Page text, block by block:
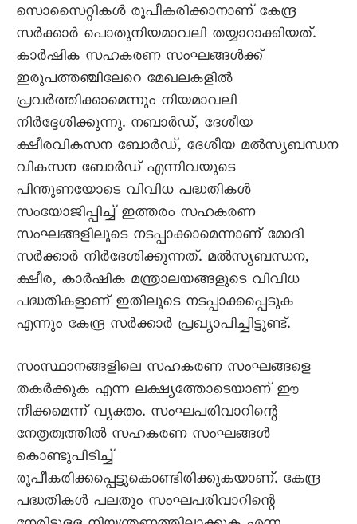
സൊസെെറ്റികൾ രൂപീകരിക്കാനാണ് കേന്ദ്ര
സർക്കാർ പൊതുനിയമാവലി തയ്യാറാക്കിയത്.
കാർഷിക സഹകരണ സംഘങ്ങൾക്ക്
ഇരുപത്തഞ്ചിലേറെ മേഖലകളിൽ
പ്രവർത്തിക്കാമെന്നും നിയമാവലി
നിർദ്ദേശിക്കുന്നു. നബാർഡ്, ദേശീയ
ക്ഷീരവികസന ബോർഡ്, ദേശീയ മൽസ്യബന്ധന
വികസന ബോർഡ് എന്നിവയുടെ
പിന്തുണയോടെ വിവിധ പദ്ധതികൾ
സംയോജിപ്പിച്ച് ഇത്തരം സഹകരണ
സംഘങ്ങളിലൂടെ നടപ്പാക്കാമെന്നാണ് മോദി
സർക്കാർ നിർദേശിക്കുന്നത്. മൽസ്യബന്ധന,
ക്ഷീര, കാർഷിക മന്ത്രാലയങ്ങളുടെ വിവിധ
പദ്ധതികളാണ് ഇതിലൂടെ നടപ്പാക്കപ്പെടുക
എന്നും കേന്ദ്ര സർക്കാർ പ്രഖ്യാപിച്ചിട്ടുണ്ട്.
സംസ്ഥാനങ്ങളിലെ സഹകരണ സംഘങ്ങളെ
തകർക്കുക എന്ന ലക്ഷ്യത്തോടെയാണ് ഈ
നീക്കമെന്ന് വ്യക്തം. സംഘപരിവാറിന്റെ
നേതൃത്വത്തിൽ സഹകരണ സംഘങ്ങൾ
കൊണ്ടുപിടിച്ച്
രൂപീകരിക്കപ്പെട്ടുകൊണ്ടിരിക്കുകയാണ്. കേന്ദ്ര
പദ്ധതികൾ പലതും സംഘപരിവാറിന്റെ